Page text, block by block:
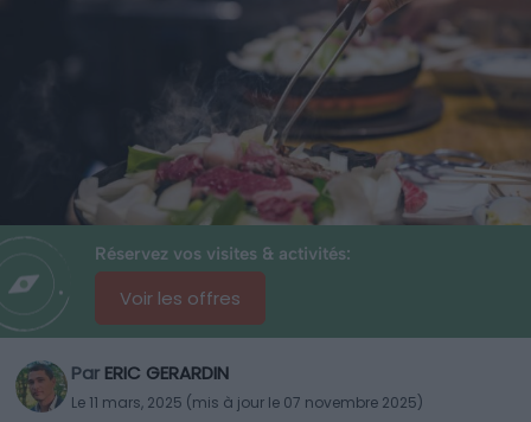
Réservez vos visites & activités:
Voir les offres
Par ERIC GERARDIN
Le 11 mars, 2025 (mis à jour le 07 novembre 2025)